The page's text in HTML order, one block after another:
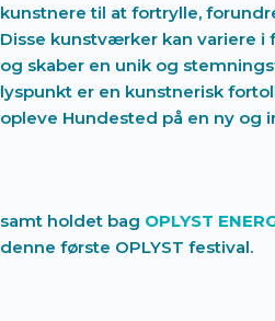
kunstnere til at fortrylle,
Disse kunstværker kan variere i
og skaber en unik og
lyspunkt er en kunstnerisk
opleve Hundested på en ny og
samt holdet bag OPLYST
denne første OPLYST festival.